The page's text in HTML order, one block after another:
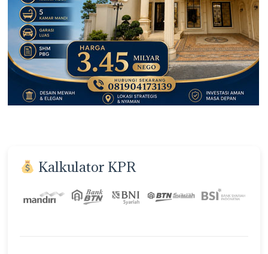
Kalkulator KPR